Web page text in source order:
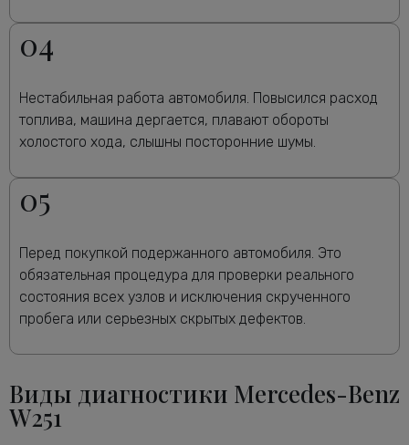
04
Нестабильная работа автомобиля. Повысился расход
топлива, машина дергается, плавают обороты
холостого хода, слышны посторонние шумы.
05
Перед покупкой подержанного автомобиля. Это
обязательная процедура для проверки реального
состояния всех узлов и исключения скрученного
пробега или серьезных скрытых дефектов.
Виды диагностики Mercedes-Benz
W251